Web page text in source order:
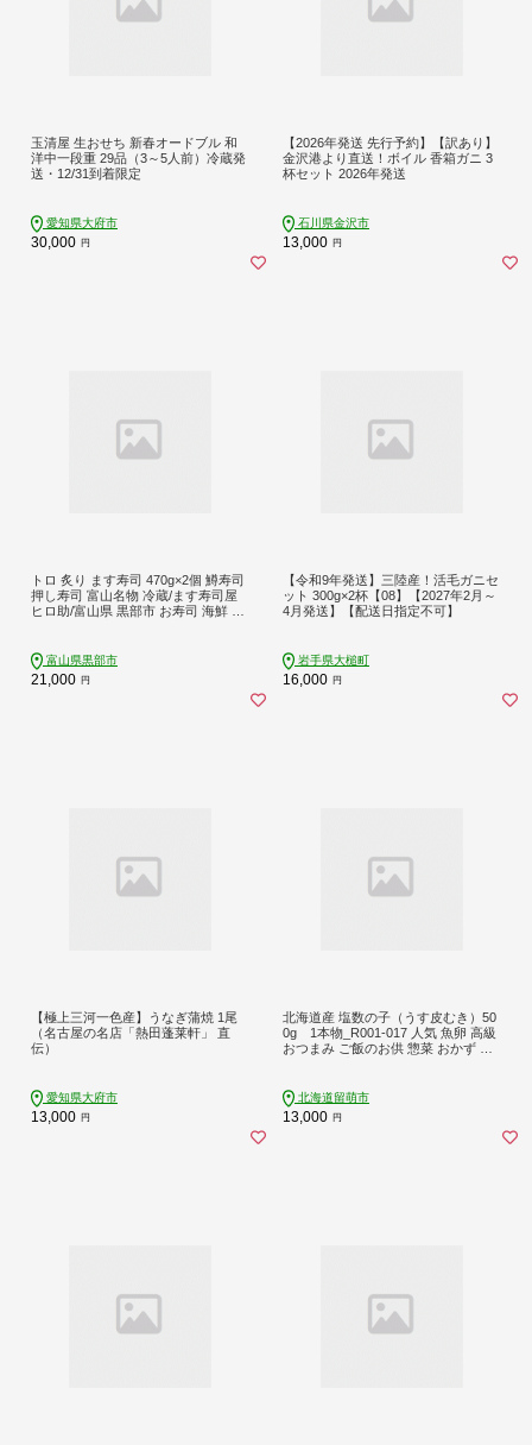
玉清屋 生おせち 新春オードブル 和
洋中一段重 29品（3～5人前）冷蔵発
送・12/31到着限定
愛知県大府市
30,000 円
【2026年発送 先行予約】【訳あり】
金沢港より直送！ボイル 香箱ガニ 3
杯セット 2026年発送
石川県金沢市
13,000 円
トロ 炙り ます寿司 470g×2個 鱒寿司
押し寿司 富山名物 冷蔵/ます寿司屋
ヒロ助/富山県 黒部市 お寿司 海鮮 魚
富山県黒部市
21,000 円
【令和9年発送】三陸産！活毛ガニセ
ット 300g×2杯【08】【2027年2月～
4月発送】【配送日指定不可】
岩手県大槌町
16,000 円
【極上三河一色産】うなぎ蒲焼 1尾
（名古屋の名店「熱田蓬莱軒」 直
伝）
愛知県大府市
13,000 円
北海道産 塩数の子（うす皮むき）50
0g 1本物_R001-017 人気 魚卵 高級
おつまみ ご飯のお供 惣菜 おかず 珍
コ 塩カズノコ 株式会社やまか おせ
ち
北海道留萌市
13,000 円